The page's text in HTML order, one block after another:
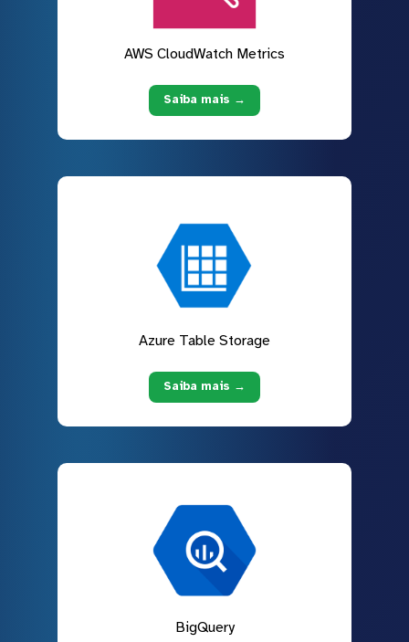
AWS CloudWatch Metrics
Saiba mais →
Azure Table Storage
Saiba mais →
BigQuery